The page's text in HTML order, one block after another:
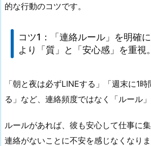
的な行動のコツです。
コツ1： 「連絡ルール」を明確
より「質」と「安心感」を重視。
「朝と夜は必ずLINEする」「週末に1
る」など、連絡頻度ではなく「ルール」
ルールがあれば、彼も安心して仕事に集
連絡がないことに不安を感じなくなり